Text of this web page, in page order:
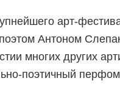
арт-
Антоном
многих других
поэтичный